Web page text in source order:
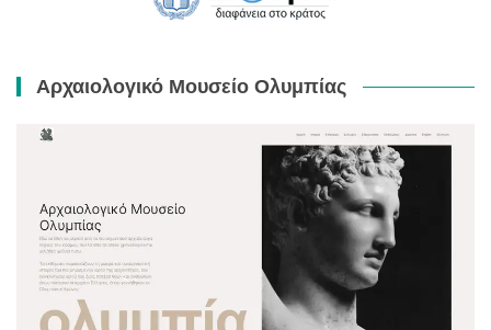
Αρχαιολογικό Μουσείο Ολυμπίας